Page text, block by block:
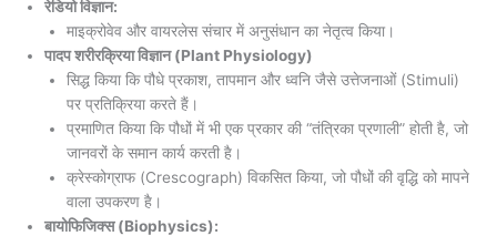
रेडियो विज्ञान:
माइक्रोवेव और वायरलेस संचार में अनुसंधान का नेतृत्व किया।
पादप शरीरक्रिया विज्ञान (Plant Physiology)
सिद्ध किया कि पौधे प्रकाश, तापमान और ध्वनि जैसे उत्तेजनाओं (Stimuli)
पर प्रतिक्रिया करते हैं।
प्रमाणित किया कि पौधों में भी एक प्रकार की “तंत्रिका प्रणाली” होती है, जो
जानवरों के समान कार्य करती है।
क्रेस्कोग्राफ (Crescograph) विकसित किया, जो पौधों की वृद्धि को मापने
वाला उपकरण है।
बायोफिजिक्स (Biophysics):